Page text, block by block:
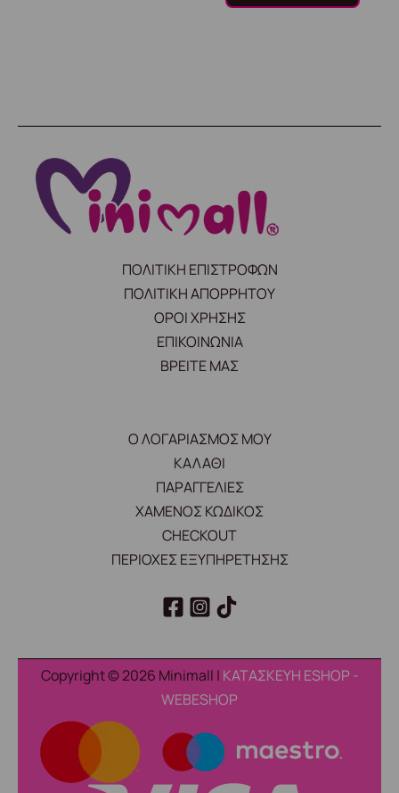
ΠΟΛΙΤΙΚΗ ΕΠΙΣΤΡΟΦΩΝ
ΠΟΛΙΤΙΚΗ ΑΠΟΡΡΗΤΟΥ
ΟΡΟΙ ΧΡΗΣΗΣ
ΕΠΙΚΟΙΝΩΝΙΑ
ΒΡΕΙΤΕ ΜΑΣ
Ο ΛΟΓΑΡΙΑΣΜΟΣ ΜΟΥ
ΚΑΛΑΘΙ
ΠΑΡΑΓΓΕΛΙΕΣ
ΧΑΜΕΝΟΣ ΚΩΔΙΚΟΣ
CHECKOUT
ΠΕΡΙΟΧΕΣ ΕΞΥΠΗΡΕΤΗΣΗΣ
Copyright © 2026 Minimall | ΚΑΤΑΣΚΕΥΗ ESHOP -
WEBESHOP